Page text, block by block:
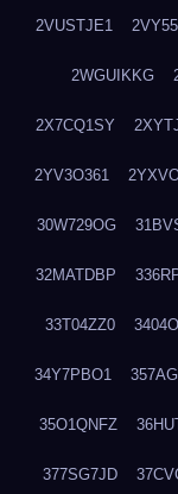
2VUSTJE1
2WGUIKKG
2X7CQ1SY
2YV3O361
30W729OG
32MATDBP
33T04ZZ0
34Y7PBO1
35O1QNFZ
377SG7JD